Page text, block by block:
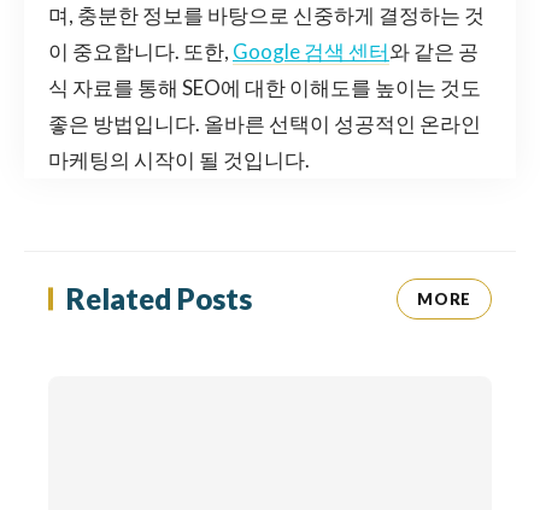
며, 충분한 정보를 바탕으로 신중하게 결정하는 것
이 중요합니다. 또한, Google 검색 센터와 같은 공
식 자료를 통해 SEO에 대한 이해도를 높이는 것도
좋은 방법입니다. 올바른 선택이 성공적인 온라인
마케팅의 시작이 될 것입니다.
Related Posts MORE